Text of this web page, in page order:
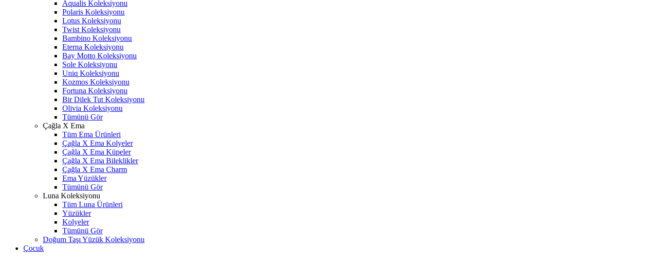
Aqualis Koleksiyonu
Polaris Koleksiyonu
Lotus Koleksiyonu
Twist Koleksiyonu
Bambino Koleksiyonu
Eterna Koleksiyonu
Bay Motto Koleksiyonu
Sole Koleksiyonu
Uniq Koleksiyonu
Kozmos Koleksiyonu
Fortuna Koleksiyonu
Bir Dilek Tut Koleksiyonu
Olivia Koleksiyonu
Tümünü Gör
Çağla X Ema
Tüm Ema Ürünleri
Çağla X Ema Kolyeler
Çağla X Ema Küpeler
Çağla X Ema Bileklikler
Çağla X Ema Charm
Ema Yüzükler
Tümünü Gör
Luna Koleksiyonu
Tüm Luna Ürünleri
Yüzükler
Kolyeler
Tümünü Gör
Doğum Taşı Yüzük Koleksiyonu
Çocuk